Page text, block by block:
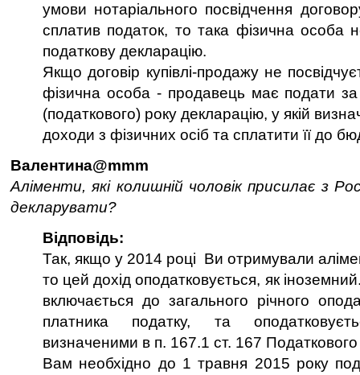
умови нотаріального посвідчення
сплатив податок, то така фізична особа
податкову декларацію.
Якщо договір купівлі-продажу не
фізична особа - продавець має подати за
(податкового) року декларацію, у якій
доходи з фізичних осіб та сплатити її до
Валентина@mmm
Аліменти, які колишній чоловік присилає з
декларувати?
Відповідь:
Так, якщо у 2014 році Ви отримували
то цей дохід оподатковується, як
включається до загального річного
платника податку, та
визначеними в п. 167.1 ст. 167 Податкового
Вам необхідно до 1 травня 2015 року